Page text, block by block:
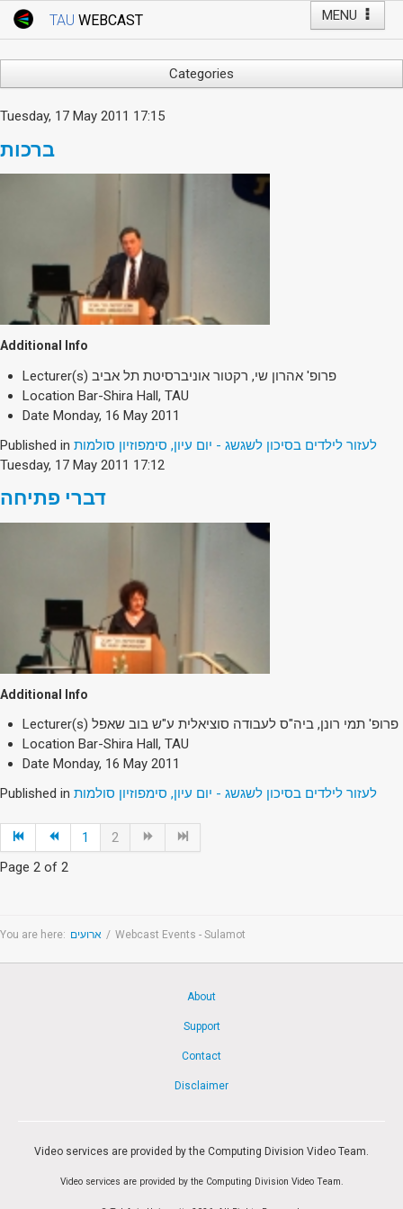
MENU
TAU WEBCAST
Webcast: Courses
Events
Live Webcast
Faculty Events
YouTube Channel
Categories
Business & Management
Computers
Education
Lecture Series
Live Webcast
Medicine & Life Sciences
Science
Society & Politics
SEARCH
Tuesday, 17 May 2011 17:15
ברכות
Additional Info
Lecturer(s) פרופ' אהרון שי, רקטור אוניברסיטת תל אביב
Location Bar-Shira Hall, TAU
Date Monday, 16 May 2011
Published in לעזור לילדים בסיכון לשגשג - יום עיון, סימפוזיון סולמות
Tuesday, 17 May 2011 17:12
דברי פתיחה
Additional Info
Lecturer(s) פרופ' תמי רונן, ביה"ס לעבודה סוציאלית ע"ש בוב שאפל
Location Bar-Shira Hall, TAU
Date Monday, 16 May 2011
Published in לעזור לילדים בסיכון לשגשג - יום עיון, סימפוזיון סולמות
1
2
Page 2 of 2
You are here: ארועים / Webcast Events - Sulamot
About
Support
Contact
Disclaimer
Video services are provided by the Computing Division Video Team.
Video services are provided by the Computing Division Video Team.